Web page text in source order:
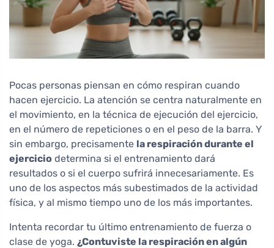
Pocas personas piensan en cómo respiran cuando
hacen ejercicio. La atención se centra naturalmente en
el movimiento, en la técnica de ejecución del ejercicio,
en el número de repeticiones o en el peso de la barra. Y
sin embargo, precisamente la respiración durante el
ejercicio determina si el entrenamiento dará
resultados o si el cuerpo sufrirá innecesariamente. Es
uno de los aspectos más subestimados de la actividad
física, y al mismo tiempo uno de los más importantes.
Intenta recordar tu último entrenamiento de fuerza o
clase de yoga. ¿Contuviste la respiración en algún